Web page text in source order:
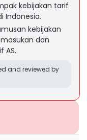
kebijakan tarif
Indonesia.
kebijakan
dan
AS.
and reviewed by